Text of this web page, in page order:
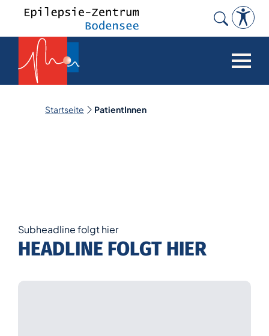
Search
Startseite PatientInnen
Subheadline folgt hier
HEADLINE FOLGT HIER